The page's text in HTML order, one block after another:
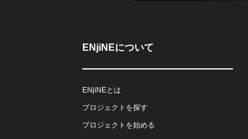
ENjiNEについて
ENjiNEとは
プロジェクトを探す
プロジェクトを始める